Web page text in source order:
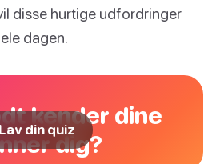
disse hurtige udfordringer
dagen.
kender dine
dig?
Lav din quiz